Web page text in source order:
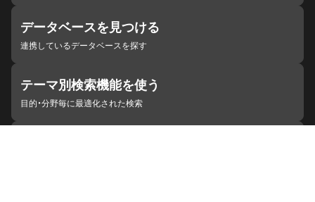
データベースを見つける
連携しているデータベースを探す
テーマ別検索機能を使う
目的・分野毎に最適化された検索